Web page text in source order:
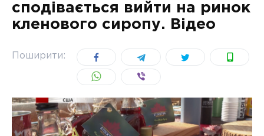
УКРАЇНА
сподівається вийти на ринок
кленового сиропу. Відео
Поширити: